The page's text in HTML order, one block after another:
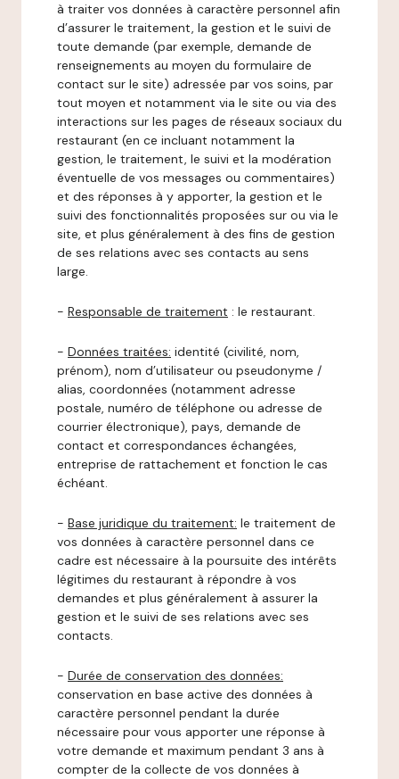
à traiter vos données à caractère personnel afin
d’assurer le traitement, la gestion et le suivi de
toute demande (par exemple, demande de
renseignements au moyen du formulaire de
contact sur le site) adressée par vos soins, par
tout moyen et notamment via le site ou via des
interactions sur les pages de réseaux sociaux du
restaurant (en ce incluant notamment la
gestion, le traitement, le suivi et la modération
éventuelle de vos messages ou commentaires)
et des réponses à y apporter, la gestion et le
suivi des fonctionnalités proposées sur ou via le
site, et plus généralement à des fins de gestion
de ses relations avec ses contacts au sens
large.
- Responsable de traitement : le restaurant.
- Données traitées: identité (civilité, nom,
prénom), nom d’utilisateur ou pseudonyme /
alias, coordonnées (notamment adresse
postale, numéro de téléphone ou adresse de
courrier électronique), pays, demande de
contact et correspondances échangées,
entreprise de rattachement et fonction le cas
échéant.
- Base juridique du traitement: le traitement de
vos données à caractère personnel dans ce
cadre est nécessaire à la poursuite des intérêts
légitimes du restaurant à répondre à vos
demandes et plus généralement à assurer la
gestion et le suivi de ses relations avec ses
contacts.
- Durée de conservation des données:
conservation en base active des données à
caractère personnel pendant la durée
nécessaire pour vous apporter une réponse à
votre demande et maximum pendant 3 ans à
compter de la collecte de vos données à